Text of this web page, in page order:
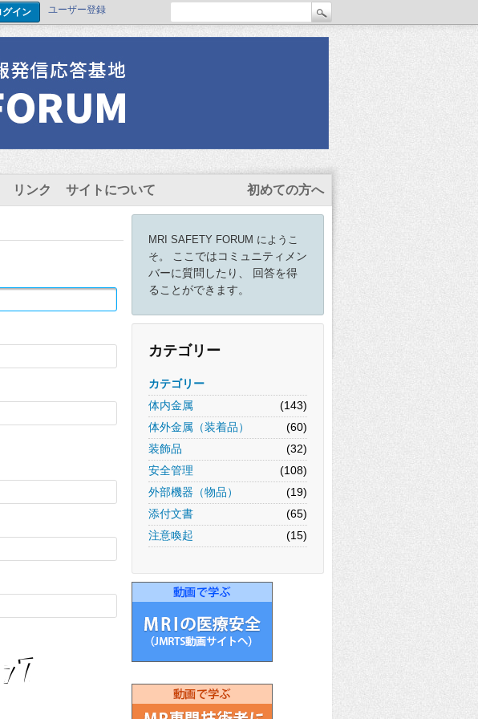
ユーザー登録
リンク サイトについて 初めての方へ
MRI SAFETY FORUM にようこ
そ。
ここではコミュニティメン
バーに質問したり、 回答を得
ることができます。
カテゴリー
カテゴリー
体内金属
(143)
体外金属（装着品）
(60)
装飾品
(32)
安全管理
(108)
外部機器（物品）
(19)
添付文書
(65)
注意喚起
(15)